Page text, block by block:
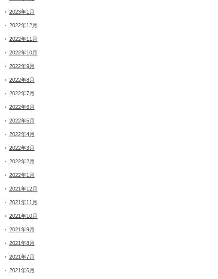
2023年1月
2022年12月
2022年11月
2022年10月
2022年9月
2022年8月
2022年7月
2022年6月
2022年5月
2022年4月
2022年3月
2022年2月
2022年1月
2021年12月
2021年11月
2021年10月
2021年9月
2021年8月
2021年7月
2021年6月